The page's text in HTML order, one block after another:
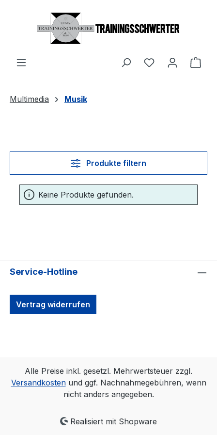
Zum Hauptinhalt springen
Du hast 0
Multimedia Musik
Produkte filtern
Keine Produkte gefunden.
Service-Hotline
Vertrag widerrufen
Alle Preise inkl. gesetzl. Mehrwertsteuer zzgl.
Versandkostenund ggf. Nachnahmegebühren, wenn
nicht anders angegeben.
Realisiert mit Shopware